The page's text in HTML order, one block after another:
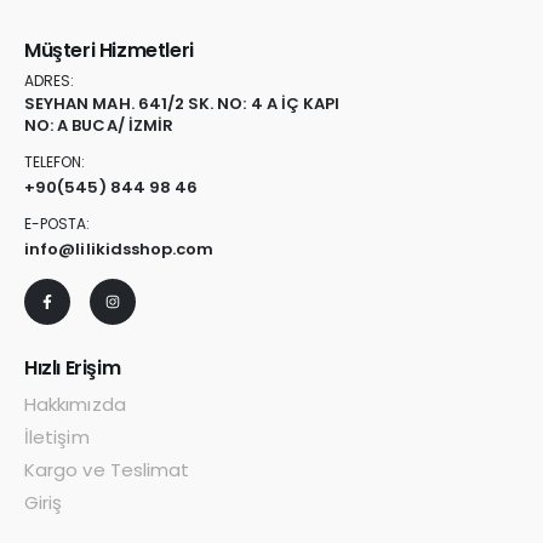
Müşteri Hizmetleri
ADRES:
SEYHAN MAH. 641/2 SK. NO: 4 A İÇ KAPI
NO: A BUCA/ İZMİR
TELEFON:
+90(545) 844 98 46
E-POSTA:
info@lilikidsshop.com
Hızlı Erişim
Hakkımızda
İletişim
Kargo ve Teslimat
Giriş